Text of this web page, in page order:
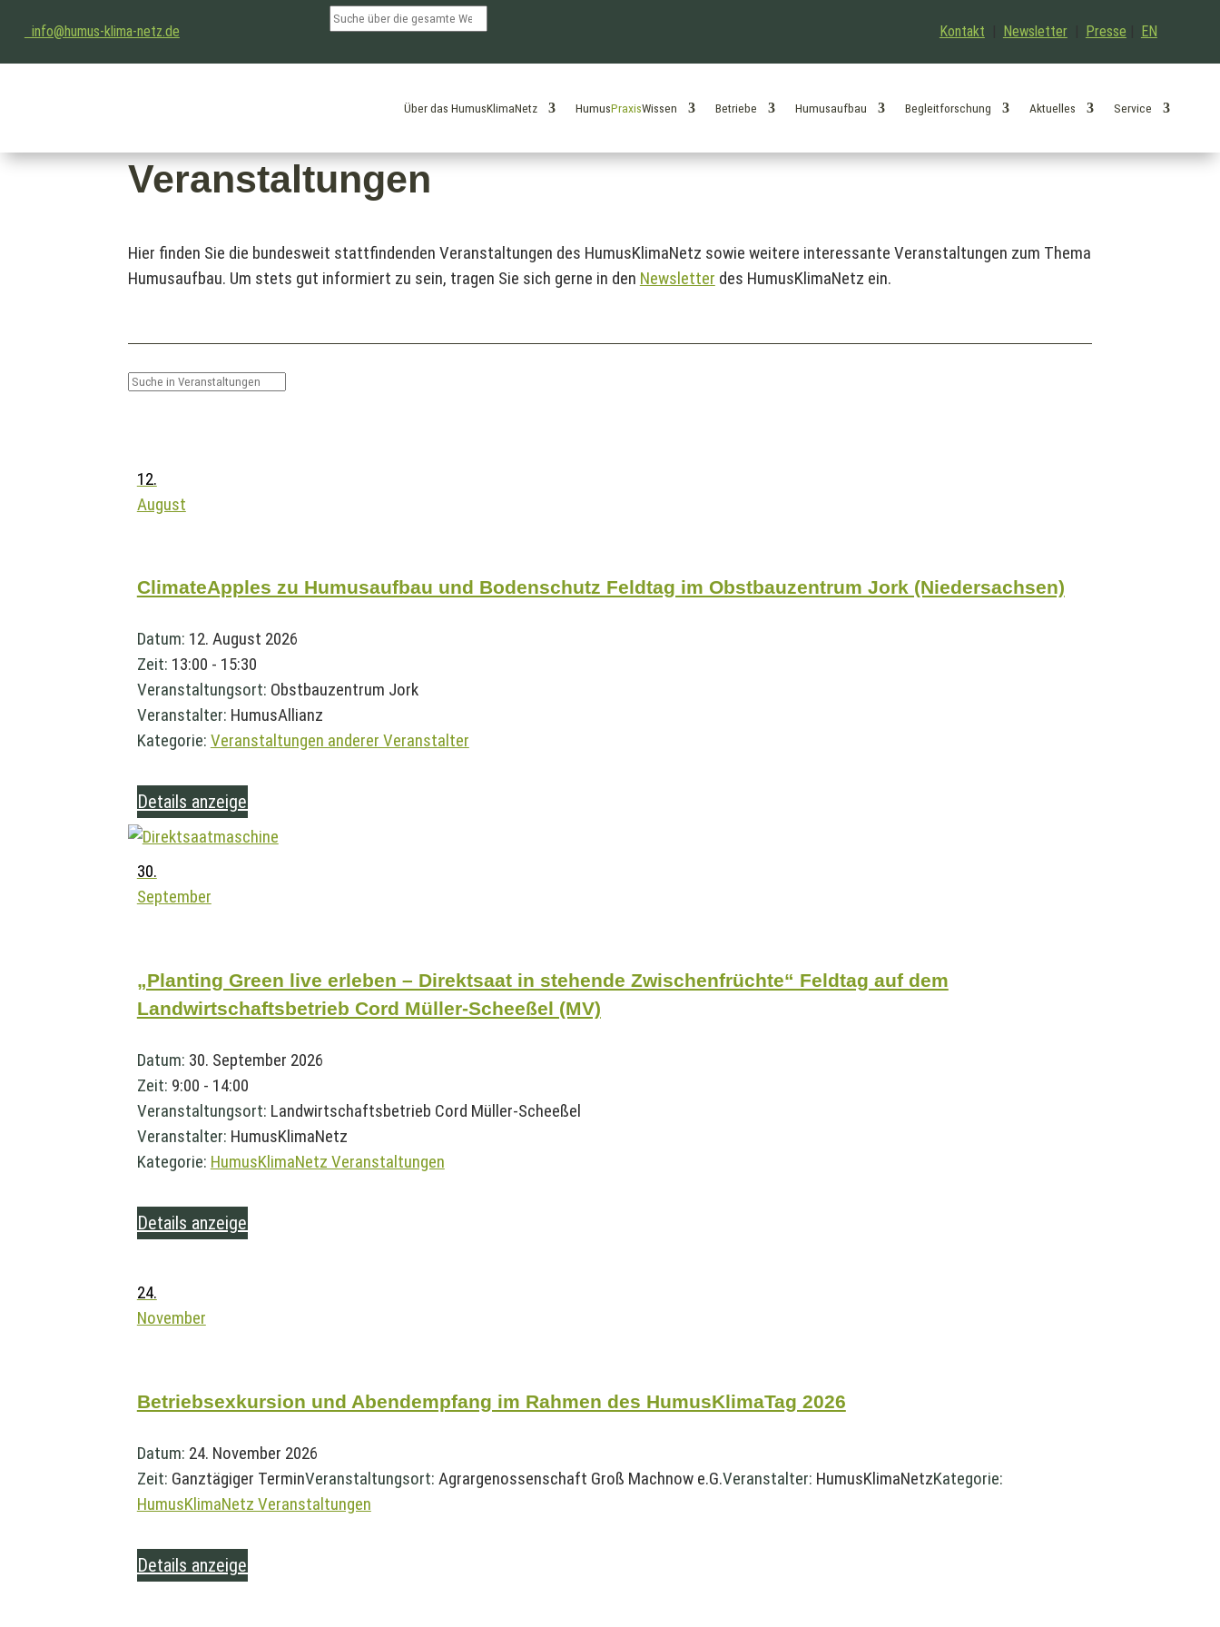
info@humus-klima-netz.de Kontakt Newsletter| Presse EN
Über das HumusKlimaNetz HumusPraxisWissen Betriebe Humusaufbau Begleitforschung Aktuelles Service
Veranstaltungen
Hier finden Sie die bundesweit stattfindenden Veranstaltungen des HumusKlimaNetz sowie weitere interessante Veranstaltungen zum Thema
Humusaufbau. Um stets gut informiert zu sein, tragen Sie sich gerne in den Newsletter des HumusKlimaNetz ein.
12.
August
ClimateApples zu Humusaufbau und Bodenschutz Feldtag im Obstbauzentrum Jork (Niedersachsen)
Datum: 12. August 2026
Zeit: 13:00 - 15:30
Veranstaltungsort: Obstbauzentrum Jork
Veranstalter: HumusAllianz
Kategorie: Veranstaltungen anderer Veranstalter
Details anzeigen
30.
September
„Planting Green live erleben – Direktsaat in stehende Zwischenfrüchte“ Feldtag auf dem
Landwirtschaftsbetrieb Cord Müller-Scheeßel (MV)
Datum: 30. September 2026
Zeit: 9:00 - 14:00
Veranstaltungsort: Landwirtschaftsbetrieb Cord Müller-Scheeßel
Veranstalter: HumusKlimaNetz
Kategorie: HumusKlimaNetz Veranstaltungen
Details anzeigen
24.
November
Betriebsexkursion und Abendempfang im Rahmen des HumusKlimaTag 2026
Datum: 24. November 2026
Zeit: Ganztägiger TerminVeranstaltungsort: Agrargenossenschaft Groß Machnow e.G.Veranstalter: HumusKlimaNetzKategorie:
HumusKlimaNetz Veranstaltungen
Details anzeigen